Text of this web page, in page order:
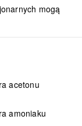
mogą
acetonu
amoniaku